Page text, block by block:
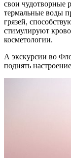
свои чудотворные
термальные воды
грязей,
стимулируют
косметологии.
А экскурсии во
поднять